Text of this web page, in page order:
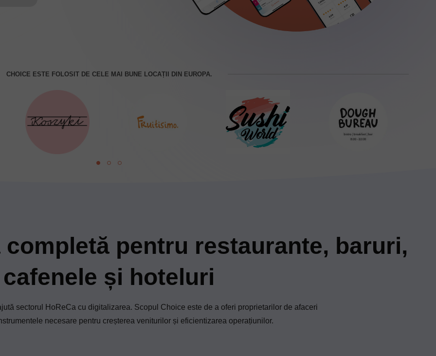
CHOICE ESTE FOLOSIT DE CELE MAI BUNE LOCAȚII DIN EUROPA.
pentru restaurante, baruri,
cafenele și hoteluri
sectorul HoReCa cu digitalizarea. Scopul Choice este de a oferi proprietarilor de afaceri
necesare pentru creșterea veniturilor și eficientizarea operațiunilor.